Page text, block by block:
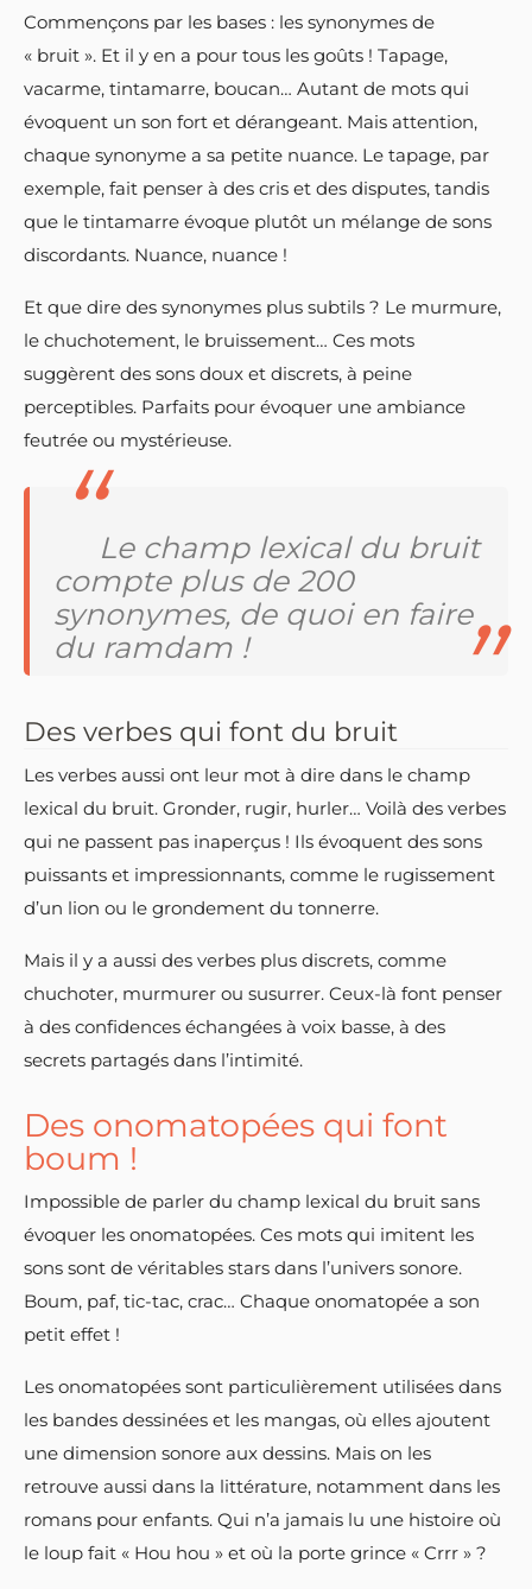
Commençons par les bases : les synonymes de
« bruit ». Et il y en a pour tous les goûts ! Tapage,
vacarme, tintamarre, boucan… Autant de mots qui
évoquent un son fort et dérangeant. Mais attention,
chaque synonyme a sa petite nuance. Le tapage, par
exemple, fait penser à des cris et des disputes, tandis
que le tintamarre évoque plutôt un mélange de sons
discordants. Nuance, nuance !
Et que dire des synonymes plus subtils ? Le murmure,
le chuchotement, le bruissement… Ces mots
suggèrent des sons doux et discrets, à peine
perceptibles. Parfaits pour évoquer une ambiance
feutrée ou mystérieuse.
Le champ lexical du bruit
compte plus de 200
synonymes, de quoi en faire
du ramdam !
Des verbes qui font du bruit
Les verbes aussi ont leur mot à dire dans le champ
lexical du bruit. Gronder, rugir, hurler… Voilà des verbes
qui ne passent pas inaperçus ! Ils évoquent des sons
puissants et impressionnants, comme le rugissement
d’un lion ou le grondement du tonnerre.
Mais il y a aussi des verbes plus discrets, comme
chuchoter, murmurer ou susurrer. Ceux-là font penser
à des confidences échangées à voix basse, à des
secrets partagés dans l’intimité.
Des onomatopées qui font
boum !
Impossible de parler du champ lexical du bruit sans
évoquer les onomatopées. Ces mots qui imitent les
sons sont de véritables stars dans l’univers sonore.
Boum, paf, tic-tac, crac… Chaque onomatopée a son
petit effet !
Les onomatopées sont particulièrement utilisées dans
les bandes dessinées et les mangas, où elles ajoutent
une dimension sonore aux dessins. Mais on les
retrouve aussi dans la littérature, notamment dans les
romans pour enfants. Qui n’a jamais lu une histoire où
le loup fait « Hou hou » et où la porte grince « Crrr » ?